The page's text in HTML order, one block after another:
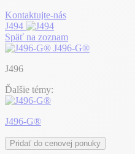
Kontaktujte-nás
J494
Späť na zoznam
J496-G®
J496
Ďalšie témy:
J496-G®
Pridať do cenovej ponuky